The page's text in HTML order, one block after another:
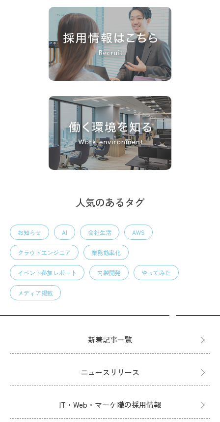
人気のあるタグ
お知らせ AI 会社生活 AWS
クラウドエンジニア 業務効率化
イベント参加レポート 内製開発 やってみた
メディア掲載
新着記事一覧
ニュースリリース
IT・Web・マーケ職の採用情報